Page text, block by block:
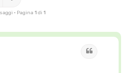
• Pagina 1 di 1